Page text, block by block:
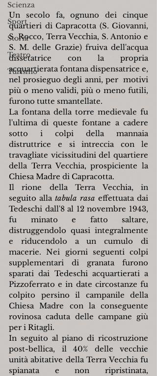
Scienza
Sport
Storia
Teatro
Turismo
Un secolo fa, ognuno dei cinque
quartieri di Capracotta (S. Giovanni,
S. Rocco, Terra Vecchia, S. Antonio e
S. M. delle Grazie) fruiva dell'acqua
dissetatrice con la propria
acquartierata fontana dispensatrice e,
nel prosieguo degli anni, per  motivi
più o meno validi, più o meno futili,
furono tutte smantellate.
La fontana della torre medievale fu
l'ultima di queste fontane a cadere
sotto i colpi della mannaia
distruttrice e si intreccia con le
travagliate vicissitudini del quartiere
della Terra Vecchia, prospiciente la
Chiesa Madre di Capracotta.
Il rione della Terra Vecchia, in
seguito alla tabula rasa effettuata dai
Tedeschi dall'8 al 12 novembre 1943,
fu minato e fatto saltare,
distruggendolo quasi integralmente
e riducendolo a un cumulo di
macerie. Nei giorni seguenti colpi
supplementari di granata furono
sparati dai Tedeschi acquartierati a
Pizzoferrato e in date circostanze fu
colpito persino il campanile della
Chiesa Madre con la conseguente
rovinosa caduta delle campane giù
per i Ritagli.
In seguito al piano di ricostruzione
post-bellica, il 40% delle vecchie
unità abitative della Terra Vecchia fu
spianata e non ripristinata,